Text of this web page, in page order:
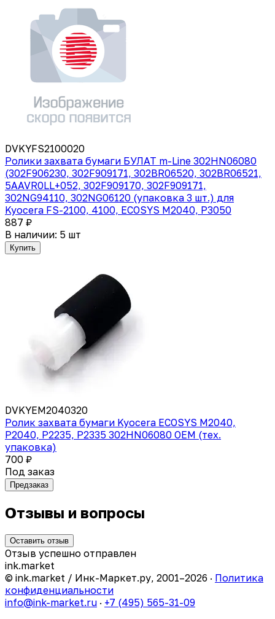
DVKYFS2100020
Ролики захвата бумаги БУЛАТ m-Line 302HN06080
(302F906230, 302F909171, 302BR06520, 302BR06521,
5AAVR0LL+052, 302F909170, 302F909171,
302NG94110, 302NG06120 (упаковка 3 шт.) для
Kyocera FS-2100, 4100, ECOSYS M2040, P3050
887 ₽
В наличии: 5 шт
Купить
DVKYEM2040320
Ролик захвата бумаги Kyocera ECOSYS M2040,
P2040, P2235, P2335 302HN06080 OEM (тех.
упаковка)
700 ₽
Под заказ
Предзаказ
Отзывы и вопросы
Оставить отзыв
Отзыв успешно отправлен
ink.market
© ink.market / Инк-Маркет.ру, 2001–2026 · Политика
конфиденциальности
info@ink-market.ru · +7 (495) 565-31-09